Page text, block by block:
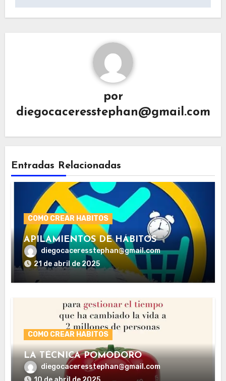
por
diegocaceresstephan@gmail.com
Entradas Relacionadas
COMO CREAR HABITOS
APILAMIENTOS DE HÁBITOS
diegocaceresstephan@gmail.com
21 de abril de 2025
COMO CREAR HABITOS
LA TÉCNICA POMODORO
diegocaceresstephan@gmail.com